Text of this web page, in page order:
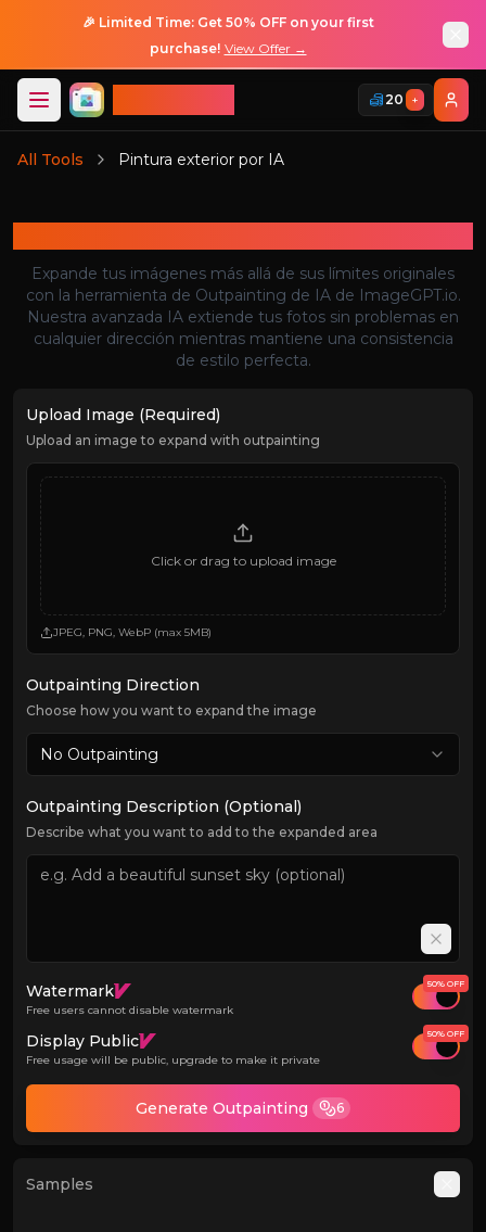
🎉 Limited Time: Get 50% OFF on your first
purchase! View Offer →
20 +
All Tools Pintura exterior por IA
Expande tus imágenes más allá de sus límites originales
con la herramienta de Outpainting de IA de ImageGPT.io.
Nuestra avanzada IA extiende tus fotos sin problemas en
cualquier dirección mientras mantiene una consistencia
de estilo perfecta.
Upload Image (Required)
Upload an image to expand with outpainting
Click or drag to upload image
JPEG, PNG, WebP (max 5MB)
Outpainting Direction
Choose how you want to expand the image
No Outpainting
Outpainting Description (Optional)
Describe what you want to add to the expanded area
Watermark
Free users cannot disable watermark
50% OFF
Display Public
Free usage will be public, upgrade to make it private
50% OFF
Generate Outpainting 6
Samples